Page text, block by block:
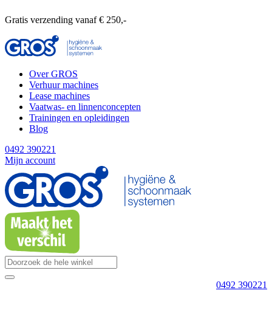
Gratis verzending vanaf € 250,-
Over GROS
Verhuur machines
Lease machines
Vaatwas- en linnenconcepten
Trainingen en opleidingen
Blog
0492 390221
Mijn account
0492 390221